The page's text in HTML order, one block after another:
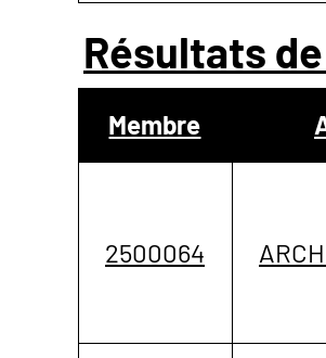
Résultats
Membre
2500064